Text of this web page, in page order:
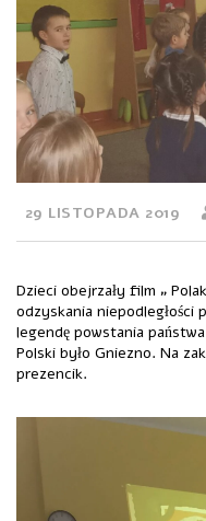
29 LISTOPADA 2019
Dzieci obejrzały film „
odzyskania niepodległości
legendę powstania
Polski było Gniezno. Na
prezencik.